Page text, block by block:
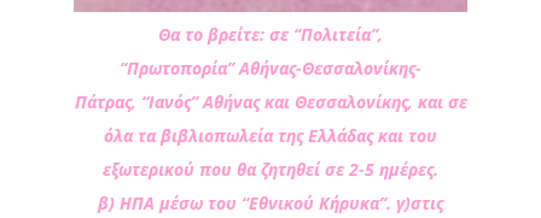
Θα το βρείτε: σε “Πολιτεία”,
“Πρωτοπορία” Αθήνας-Θεσσαλονίκης-
Πάτρας, “Ιανός” Αθήνας και Θεσσαλονίκης, και σε
όλα τα βιβλιοπωλεία της Ελλάδας και του
εξωτερικού που θα ζητηθεί σε 2-5 ημέρες.
β) ΗΠΑ μέσω του “Εθνικού Κήρυκα”. γ)στις